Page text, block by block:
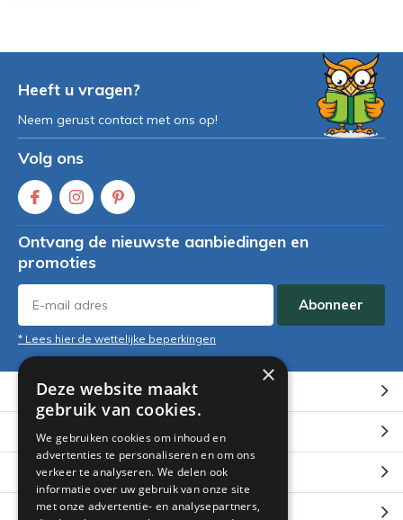
Heeft u vragen?
Neem gerust contact met ons op!
Volg ons
Ontvang de nieuwste aanbiedingen en
promoties
Abonneer
* Lees hier de wettelijke beperkingen
Klantenservice
Mijn account
Categorieën
Contact
×
Deze website maakt
gebruik van cookies.
We gebruiken cookies om inhoud en
advertenties te personaliseren en om ons
verkeer te analyseren. We delen ook
informatie over uw gebruik van onze site
met onze advertentie- en analysepartners,